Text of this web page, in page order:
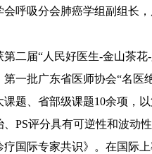
会呼吸分会肺癌学组副组长
第二届“人民好医生-金山茶
第一批广东省医师协会“名医
课题、省部级课题10余项，
PS评分具有可逆性和波动
疗国际专家共识》。在国际